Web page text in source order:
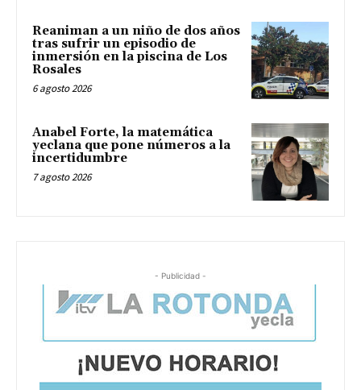
Reaniman a un niño de dos años
tras sufrir un episodio de
inmersión en la piscina de Los
Rosales
6 agosto 2026
Anabel Forte, la matemática
yeclana que pone números a la
incertidumbre
7 agosto 2026
- Publicidad -